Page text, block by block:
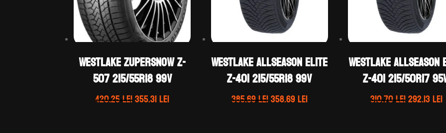
WestLake ZUPERSNOW Z-
507 215/55R18 99V
420.25leiPrețul
355.31leiPrețul
WestLake ALLSEASON ELITE
Z-401 215/55R18 99V
385.69leiPrețul
358.69leiPrețul
WestLake ALLSEASON
Z-401 215/50R17
310.70leiPrețul
292.13lei